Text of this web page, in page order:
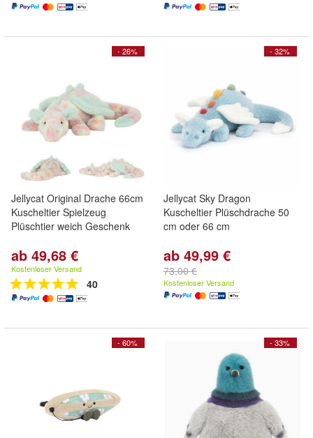
- 26%
Jellycat Original Drache 66cm
Kuscheltier Spielzeug
Plüschtier weich Geschenk
ab 49,68 €
Kostenloser Versand
40
- 32%
Jellycat Sky Dragon
Kuscheltier Plüschdrache 50
cm oder 66 cm
ab 49,99 €
73,00 €
Kostenloser Versand
- 60% - 33%